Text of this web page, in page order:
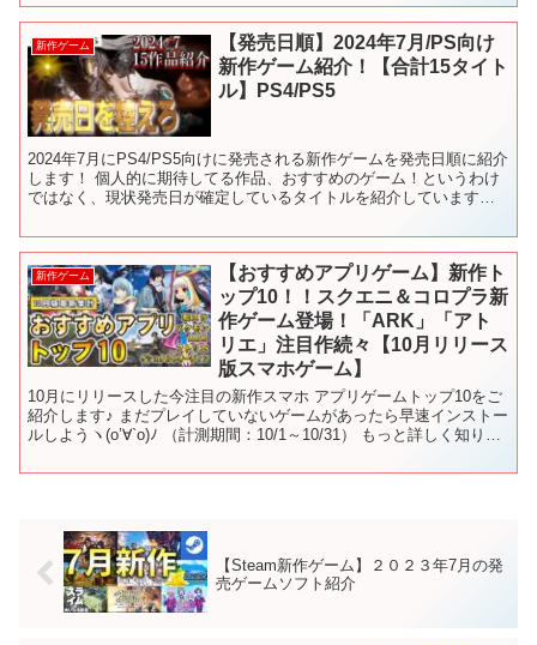
新作ゲーム
【発売日順】2024年7月/PS向け
新作ゲーム紹介！【合計15タイト
ル】PS4/PS5
2024年7月にPS4/PS5向けに発売される新作ゲームを発売日順に紹介
します！ 個人的に期待してる作品、おすすめのゲーム！というわけ
ではなく、現状発売日が確定しているタイトルを紹介しています。
新作ゲーム
【おすすめアプリゲーム】新作ト
ップ10！！スクエニ＆コロプラ新
作ゲーム登場！「ARK」「アト
リエ」注目作続々【10月リリース
版スマホゲーム】
10月にリリースした今注目の新作スマホ アプリゲームトップ10をご
紹介します♪ まだプレイしていないゲームがあったら早速インストー
ルしようヽ(o’∀`o)ﾉ （計測期間：10/1～10/31） もっと詳しく知りた
【Steam新作ゲーム】２０２３年7月の発
売ゲームソフト紹介